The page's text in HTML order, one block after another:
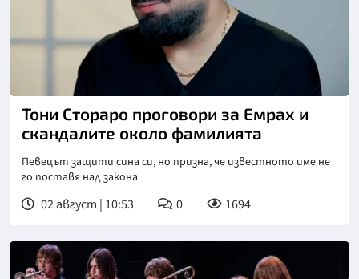
Снимка: Нова телевизия
Тони Стораро проговори за Емрах и
скандалите около фамилията
Певецът защити сина си, но призна, че известното име не
го поставя над закона
02 август | 10:53 0 1694